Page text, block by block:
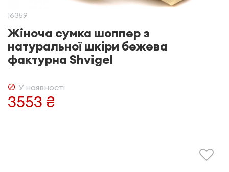
16359
Жіноча сумка шоппер з
натуральної шкіри бежева
фактурна Shvigel
3553 ₴
У наявності